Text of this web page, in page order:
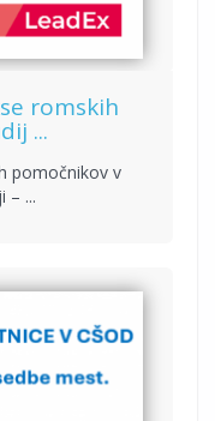
romskih
...
pomočnikov v
– ...